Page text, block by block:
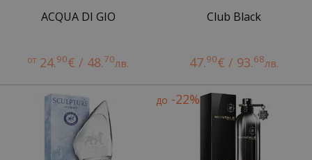
ACQUA DI GIO
от 24.90€ / 48.70лв.
Club Black
47.90€ / 93.68лв.
до -22%